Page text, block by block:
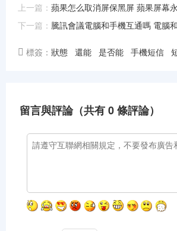
上一篇： 蘋果怎么取消屏保黑屏 蘋果屏幕
下一篇： 騰訊會議電腦和手機互通嗎 電腦
標簽： 狀態 還能 是否能 手機短信
留言與評論（共有0條評論）